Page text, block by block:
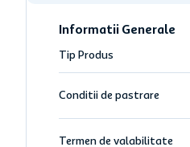
Informatii Generale
Tip Produs
Conditii de pastrare
Termen de valabilitate